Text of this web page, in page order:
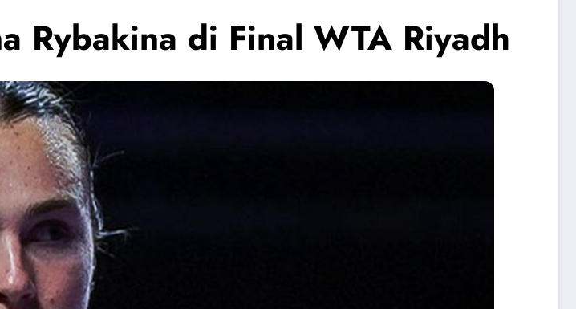
Rybakina di Final WTA Riyadh